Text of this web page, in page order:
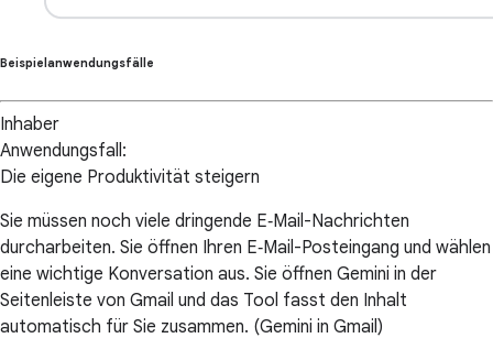
Beispielanwendungsfälle
Inhaber
Anwendungsfall:
Die eigene Produktivität steigern
Sie müssen noch viele dringende E‑Mail-Nachrichten
durcharbeiten. Sie öffnen Ihren E‑Mail-Posteingang und wählen
eine wichtige Konversation aus. Sie öffnen Gemini in der
Seitenleiste von Gmail und das Tool fasst den Inhalt
automatisch für Sie zusammen. (Gemini in Gmail)